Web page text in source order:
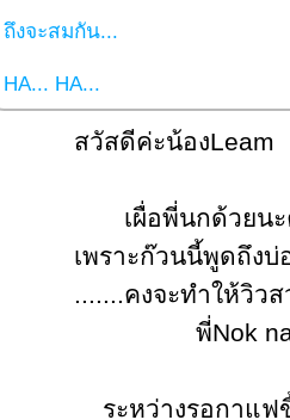
ถึงจะสมกัน...
HA... HA...
สวัสดีค่ะน้องLeam
เผื่อพี่นกด้วยนะคะเหยื
เพราะก๊วนนี้พูดถึงบ่อ
.......คงจะทำให้วิวส
พี่Nok
ระหว่างรอกาแฟขี้ชะ